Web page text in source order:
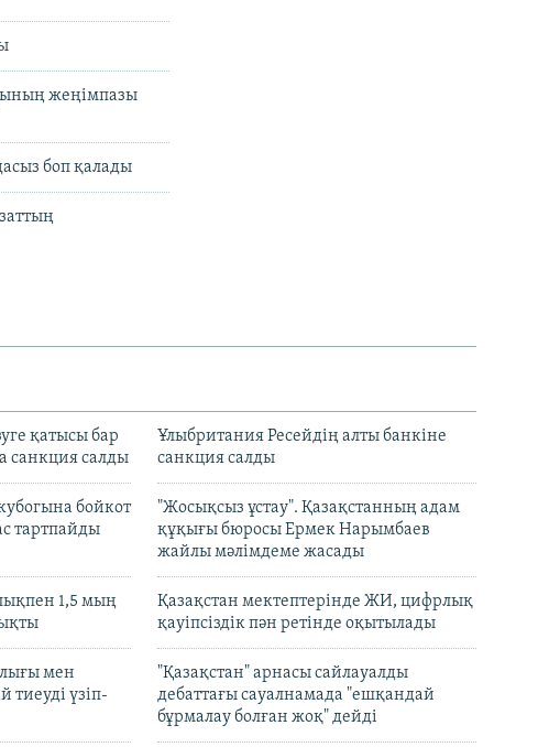
жеңімпазы
боп қалады
қатысы бар
санкция салды
Ұлыбритания Ресейдің алты банкіне
санкция салды
бойкот
тартпайды
"Жосықсыз ұстау". Қазақстанның адам
құқығы бюросы Ермек Нарымбаев
жайлы мәлімдеме жасады
1,5 мың
Қазақстан мектептерінде ЖИ, цифрлық
қауіпсіздік пән ретінде оқытылады
мен
тиеуді үзіп-
"Қазақстан" арнасы сайлауалды
дебаттағы сауалнамада "ешқандай
бұрмалау болған жоқ" дейді